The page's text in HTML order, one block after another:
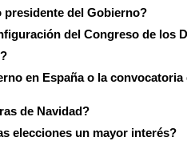
presidente del Gobierno?
del Congreso de los
en España o la convocatoria
de Navidad?
elecciones un mayor interés?